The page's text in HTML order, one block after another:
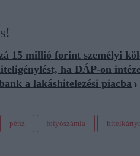
15 millió forint személyi
ha DÁP-on
a lakáshitelezési piacba
pénz folyószámla